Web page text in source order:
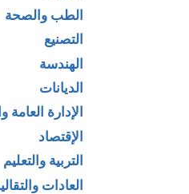
الطب والصحة
التصنيع
الهندسة
الديانات
الإدارة
الإقتصاد
التربية والتعليم
العادات